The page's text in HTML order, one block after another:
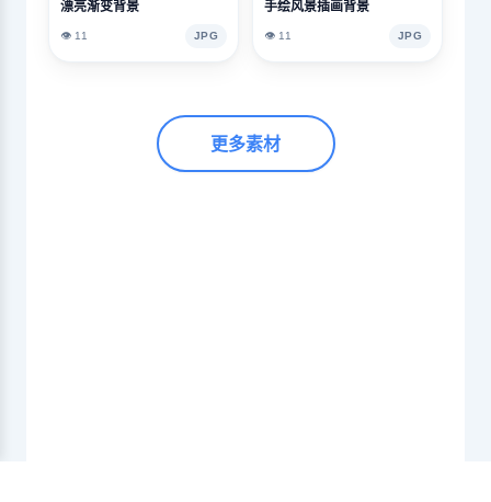
漂亮渐变背景
👁️ 11 JPG
手绘风景插画背景
👁️ 11 JPG
更多素材